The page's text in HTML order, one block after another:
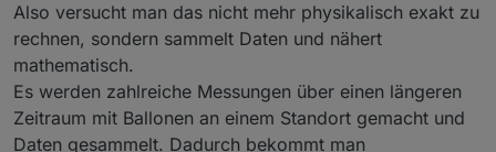
Also versucht man das nicht mehr physikalisch exakt zu
rechnen, sondern sammelt Daten und nähert
mathematisch.
Es werden zahlreiche Messungen über einen längeren
Zeitraum mit Ballonen an einem Standort gemacht und
Daten gesammelt. Dadurch bekommt man